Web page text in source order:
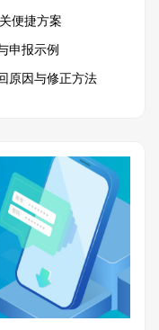
便捷方案
申报示例
原因与修正方法